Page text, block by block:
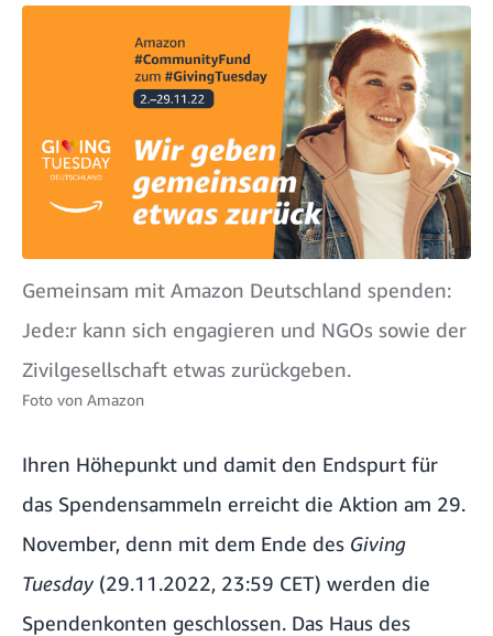
Gemeinsam mit Amazon Deutschland spenden:
Jede:r kann sich engagieren und NGOs sowie der
Zivilgesellschaft etwas zurückgeben.
Foto von Amazon
Ihren Höhepunkt und damit den Endspurt für
das Spendensammeln erreicht die Aktion am 29.
November, denn mit dem Ende des Giving
Tuesday (29.11.2022, 23:59 CET) werden die
Spendenkonten geschlossen. Das Haus des